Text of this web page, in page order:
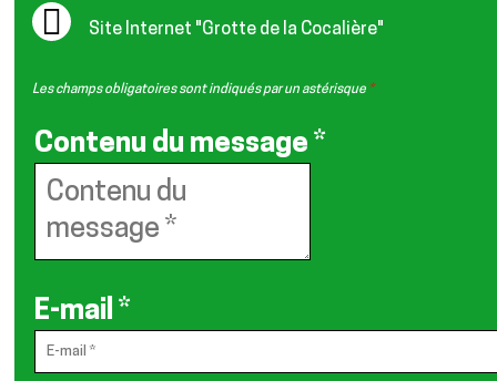
Site Internet "Grotte de la Cocalière"
Les champs obligatoires sont indiqués par un astérisque *
Contenu du message *
E-mail *